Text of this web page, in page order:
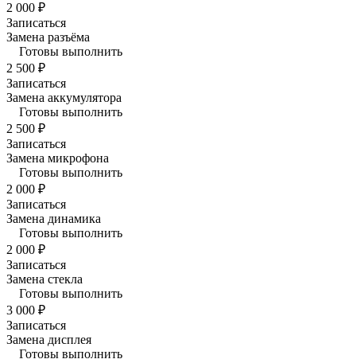
2 000 ₽
Записаться
Замена разъёма
Готовы выполнить
2 500 ₽
Записаться
Замена аккумулятора
Готовы выполнить
2 500 ₽
Записаться
Замена микрофона
Готовы выполнить
2 000 ₽
Записаться
Замена динамика
Готовы выполнить
2 000 ₽
Записаться
Замена стекла
Готовы выполнить
3 000 ₽
Записаться
Замена дисплея
Готовы выполнить